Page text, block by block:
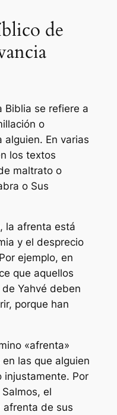
de
Biblia se refiere a
o
alguien. En varias
los textos
maltrato o
o Sus
la afrenta está
y el desprecio
ejemplo, en
que aquellos
Yahvé deben
porque han
«afrenta»
las que alguien
injustamente. Por
el
afrenta de sus